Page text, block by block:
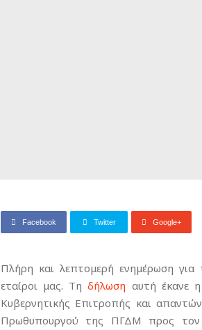
Facebook Twitter Google+
Πλήρη και λεπτομερή ενημέρωση για
εταίροι μας. Τηδήλωση αυτή έκανε
Κυβερνητικής Επιτροπής και
Πρωθυπουργού της ΠΓΔΜ προς τον